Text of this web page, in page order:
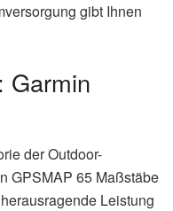
gibt Ihnen
Garmin
der Outdoor-
GPSMAP 65 Maßstäbe
Leistung